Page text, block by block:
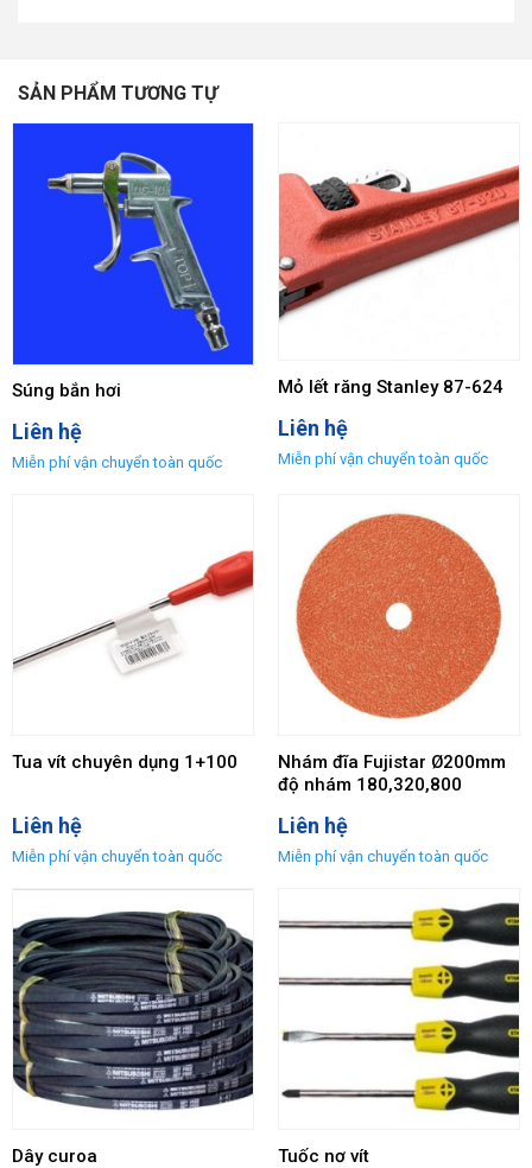
SẢN PHẨM TƯƠNG TỰ
Súng bắn hơi
Liên hệ
Mỏ lết răng Stanley 87-624
Liên hệ
Tua vít chuyên dụng 1+100
Liên hệ
Nhám đĩa Fujistar Ø200mm
độ nhám 180,320,800
Liên hệ
Dây curoa Tuốc nơ vít